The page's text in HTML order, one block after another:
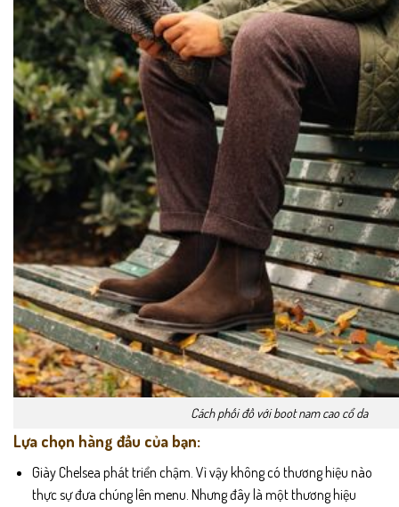
Cách phối đồ với boot nam cao cổ da
Lựa chọn hàng đầu của bạn:
Giày Chelsea phát triển chậm. Vì vậy không có thương hiệu nào
thực sự đưa chúng lên menu. Nhưng đây là một thương hiệu